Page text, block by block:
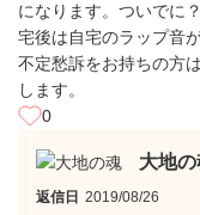
になります。ついでに
宅後は自宅のラップ音
不定愁訴をお持ちの方
します。
0
大地
返信日 2019/08/26